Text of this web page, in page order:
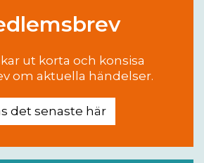
ut korta och konsisa
om aktuella händelser.
det senaste här